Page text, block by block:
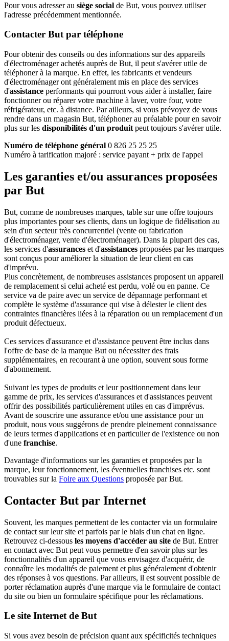
Pour vous adresser au siège social de But, vous pouvez utiliser
l'adresse précédemment mentionnée.
Contacter But par téléphone
Pour obtenir des conseils ou des informations sur des appareils
d'électroménager achetés auprès de But, il peut s'avérer utile de
téléphoner à la marque. En effet, les fabricants et vendeurs
d'électroménager ont généralement mis en place des services
d'assistance performants qui pourront vous aider à installer, faire
fonctionner ou réparer votre machine à laver, votre four, votre
réfrigérateur, etc. à distance. Par ailleurs, si vous prévoyez de vous
rendre dans un magasin But, téléphoner au préalable pour en savoir
plus sur les disponibilités d'un produit peut toujours s'avérer utile.
Numéro de téléphone général 0 826 25 25 25
Numéro à tarification majoré : service payant + prix de l'appel
Les garanties et/ou assurances proposées
par But
But, comme de nombreuses marques, table sur une offre toujours
plus importantes pour ses clients, dans un logique de fidélisation au
sein d'un secteur très concurrentiel (vente ou fabrication
d'électroménager, vente d'électroménager). Dans la plupart des cas,
les services d'assurances et d'assistances proposées par les marques
sont conçus pour améliorer la situation de leur client en cas
d'imprévu.
Plus concrètement, de nombreuses assistances proposent un appareil
de remplacement si celui acheté est perdu, volé ou en panne. Ce
service va de paire avec un service de dépannage performant et
complète le système d'assurance qui vise à délester le client des
contraintes financières liées à la réparation ou un remplacement d'un
produit défectueux.
Ces services d'assurance et d'assistance peuvent être inclus dans
l'offre de base de la marque But ou nécessiter des frais
supplémentaires, en recourant à une option, souvent sous forme
d'abonnement.
Suivant les types de produits et leur positionnement dans leur
gamme de prix, les services d'assurances et d'assistances peuvent
offrir des possibilités particulièrement utiles en cas d'imprévus.
Avant de souscrire une assurance et/ou une assistance pour un
produit, nous vous suggérons de prendre pleinement connaissance
de leurs termes d'applications et en particulier de l'existence ou non
d'une franchise.
Davantage d'informations sur les garanties et proposées par la
marque, leur fonctionnement, les éventuelles franchises etc. sont
trouvables sur la Foire aux Questions proposée par But.
Contacter But par Internet
Souvent, les marques permettent de les contacter via un formulaire
de contact sur leur site et parfois par le biais d'un chat en ligne.
Retrouvez ci-dessous les moyens d'accéder au site de But. Entrer
en contact avec But peut vous permettre d'en savoir plus sur les
fonctionnalités d'un appareil que vous envisagez d'acquérir, de
connaître les modalités de paiement et plus généralement d'obtenir
des réponses à vos questions. Par ailleurs, il est souvent possible de
porter réclamation auprès d'une marque via le formulaire de contact
du site ou bien un formulaire spécifique pour les réclamations.
Le site Internet de But
Si vous avez besoin de précision quant aux spécificités techniques